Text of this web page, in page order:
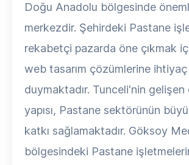
Doğu Anadolu bölgesinde
merkezdir. Şehirdeki Pastane
rekabetçi pazarda öne çıkmak
web tasarım çözümlerine ihtiyaç
duymaktadır. Tunceli'nin
yapısı, Pastane sektörünün
katkı sağlamaktadır. Göksoy
bölgesindeki Pastane